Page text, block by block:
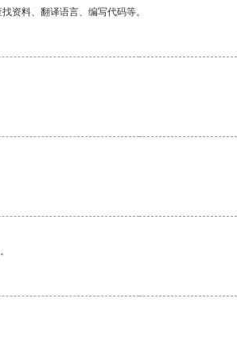
资料、翻译语言、编写代码等。